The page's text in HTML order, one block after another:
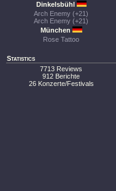
Dinkelsbühl
Arch Enemy (+21)
Arch Enemy (+21)
München
Rose Tattoo
Statistics
7713 Reviews
912 Berichte
26 Konzerte/Festivals